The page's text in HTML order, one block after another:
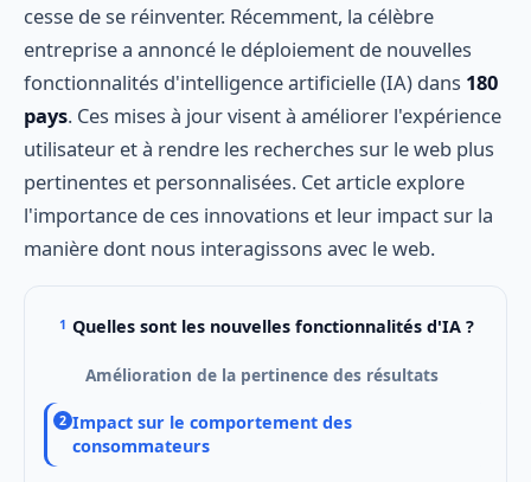
cesse de se réinventer. Récemment, la célèbre
entreprise a annoncé le déploiement de nouvelles
fonctionnalités d'intelligence artificielle (IA) dans 180
pays. Ces mises à jour visent à améliorer l'expérience
utilisateur et à rendre les recherches sur le web plus
pertinentes et personnalisées. Cet article explore
l'importance de ces innovations et leur impact sur la
manière dont nous interagissons avec le web.
Quelles sont les nouvelles fonctionnalités d'IA ?
Amélioration de la pertinence des résultats
Impact sur le comportement des
consommateurs